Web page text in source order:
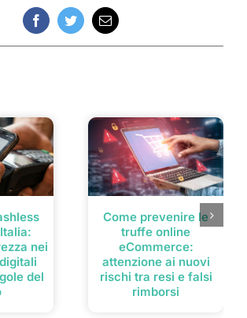
FacebookTwitterEmail
nei
del
Come prevenire le
truffe online
eCommerce:
attenzione ai nuovi
rischi tra resi e falsi
rimborsi